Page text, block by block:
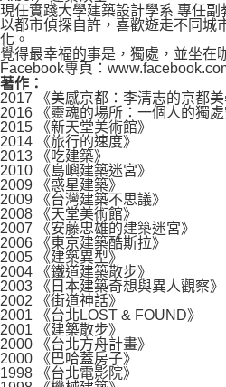
現任實踐大學建築設計學系 專任副
以都市偵探自許，喜歡遊走不同城
化。
覺得最幸福的事是，獨處，並坐在
Facebook專頁：
著作：
2017 《美感京都：李清志的京都美
2016 《靈魂的場所：一個人的獨處
2015 《新天堂美術館》
2014 《旅行的速度》
2013 《吃建築》
2010 《島嶼建築迷宮》
2009 《惑星建築》
2009 《台灣建築不思議》
2008 《天堂美術館》
2007 《安藤忠雄的建築迷宮》
2006 《東京建築酷斯拉》
2005 《建築異型》
2004 《鐵道建築散步》
2003 《日本建築奇想與異人觀察》
2002 《街道神話》
2001 《台北LOST & FOUND》
2001 《建築散步》
2000 《台北方舟計畫》
2000 《巴哈蓋房子》
1998 《台北電影院》